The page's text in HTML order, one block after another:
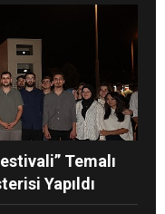
Temalı
Yapıldı